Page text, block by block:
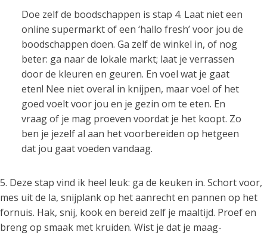
Doe zelf de boodschappen is stap 4. Laat niet een
online supermarkt of een ‘hallo fresh’ voor jou de
boodschappen doen. Ga zelf de winkel in, of nog
beter: ga naar de lokale markt; laat je verrassen
door de kleuren en geuren. En voel wat je gaat
eten! Nee niet overal in knijpen, maar voel of het
goed voelt voor jou en je gezin om te eten. En
vraag of je mag proeven voordat je het koopt. Zo
ben je jezelf al aan het voorbereiden op hetgeen
dat jou gaat voeden vandaag.
5. Deze stap vind ik heel leuk: ga de keuken in. Schort voor,
mes uit de la, snijplank op het aanrecht en pannen op het
fornuis. Hak, snij, kook en bereid zelf je maaltijd. Proef en
breng op smaak met kruiden. Wist je dat je maag-